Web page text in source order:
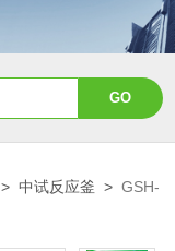
>中试反应釜 >GSH-